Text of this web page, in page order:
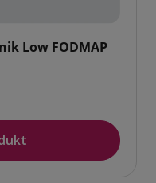
Low FODMAP